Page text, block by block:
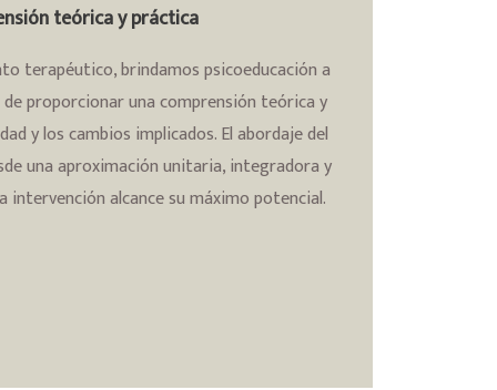
teórica y práctica
terapéutico, brindamos psicoeducación a
proporcionar una comprensión teórica y
y los cambios implicados. El abordaje del
una aproximación unitaria, integradora y
intervención alcance su máximo potencial.